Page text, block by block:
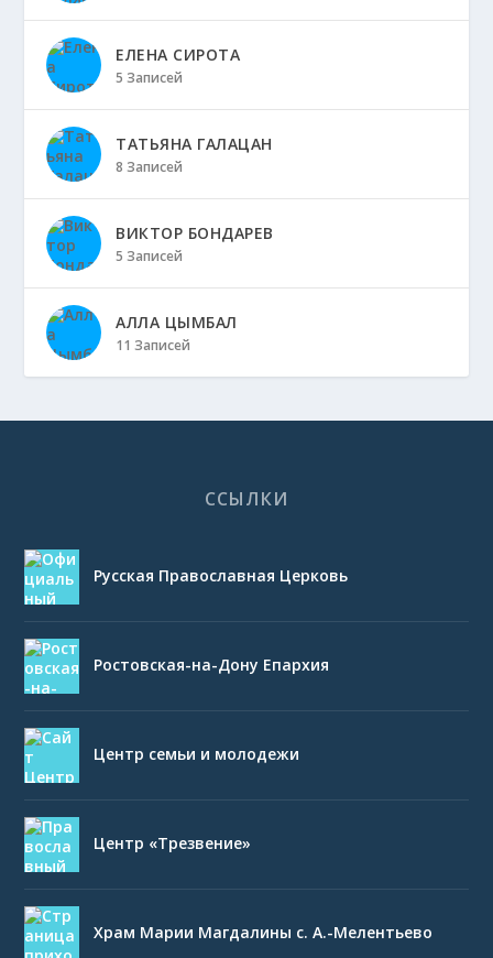
ЕЛЕНА СИРОТА
5 Записей
ТАТЬЯНА ГАЛАЦАН
8 Записей
ВИКТОР БОНДАРЕВ
5 Записей
АЛЛА ЦЫМБАЛ
11 Записей
ССЫЛКИ
Русская Православная Церковь
Ростовская-на-Дону Епархия
Центр семьи и молодежи
Центр «Трезвение»
Храм Марии Магдалины с. А.-Мелентьево